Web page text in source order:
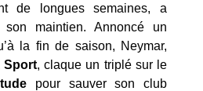
de longues semaines, a
son maintien. Annoncé un
la fin de saison, Neymar,
Sport, claque un triplé sur le
pour sauver son club